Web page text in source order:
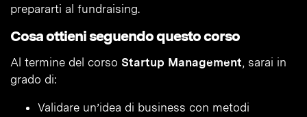
prepararti al fundraising.
Cosa ottieni seguendo questo corso
Al termine del corso Startup Management, sarai in
grado di:
Validare un’idea di business con metodi